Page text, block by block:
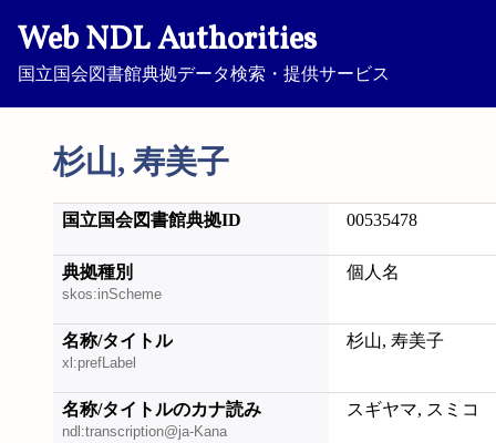
Web NDL Authorities
国立国会図書館典拠データ検索・提供サービス
杉山, 寿美子
国立国会図書館典拠ID 00535478
典拠種別
skos:inScheme
個人名
名称/タイトル
xl:prefLabel
杉山, 寿美子
名称/タイトルのカナ読み
ndl:transcription@ja-Kana
スギヤマ, スミコ